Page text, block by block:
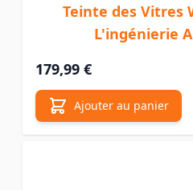
Teinte des Vitres
L'ingénierie
179,99 €
Ajouter au panier